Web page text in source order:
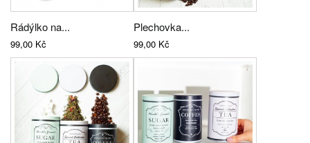
Rádýlko na...
99,00 Kč
Plechovka...
99,00 Kč